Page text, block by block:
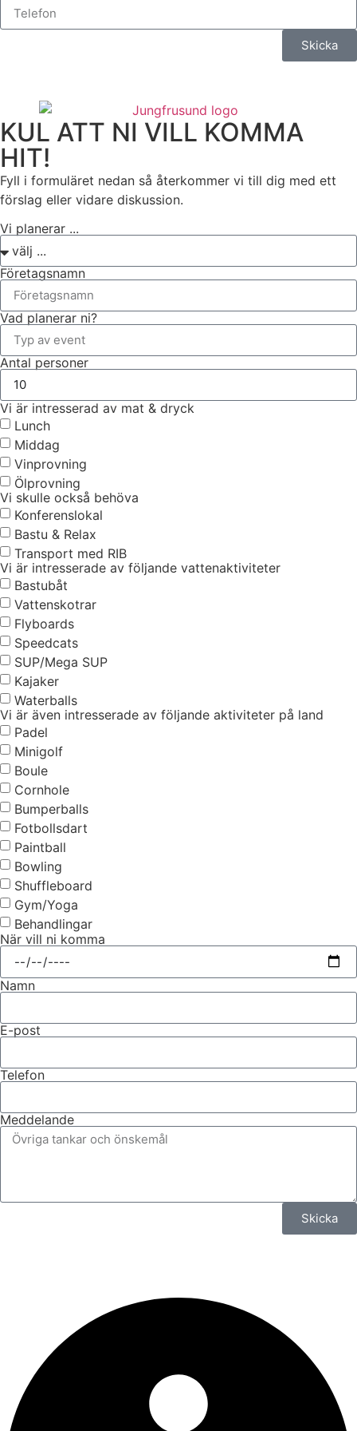
Skicka
KUL ATT NI VILL KOMMA
HIT!
Fyll i formuläret nedan så återkommer vi till dig med ett
förslag eller vidare diskussion.
Vi planerar ...
Företagsnamn
Vad planerar ni?
Antal personer
Vi är intresserad av mat & dryck
Lunch
Middag
Vinprovning
Ölprovning
Vi skulle också behöva
Konferenslokal
Bastu & Relax
Transport med RIB
Vi är intresserade av följande vattenaktiviteter
Bastubåt
Vattenskotrar
Flyboards
Speedcats
SUP/Mega SUP
Kajaker
Waterballs
Vi är även intresserade av följande aktiviteter på land
Padel
Minigolf
Boule
Cornhole
Bumperballs
Fotbollsdart
Paintball
Bowling
Shuffleboard
Gym/Yoga
Behandlingar
När vill ni komma
Namn
E-post
Telefon
Meddelande
Skicka